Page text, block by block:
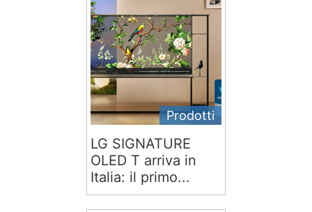
Prodotti
LG SIGNATURE
OLED T arriva in
Italia: il primo...